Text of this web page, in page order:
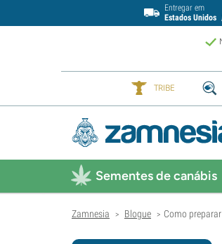
Entregar em
Estados Unidos
TRIBE
Sementes de canábis
Zamnesia > Blogue > Como